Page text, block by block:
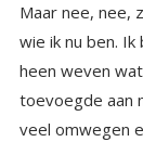
Maar nee, nee,
wie ik nu ben.
heen weven
toevoegde aan
veel omwegen